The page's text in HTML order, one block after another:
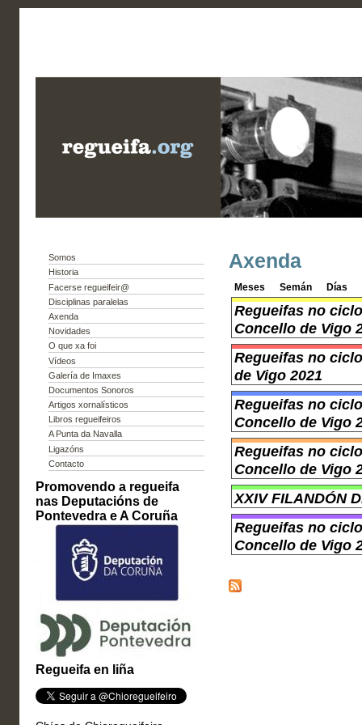
Somos
Historia
Facerse regueifeir@
Disciplinas paralelas
Axenda
Novidades
O que xa foi
Vídeos
Galería de Imaxes
Documentos Sonoros
Artigos xornalísticos
Libros regueifeiros
A Punta da Navalla
Ligazóns
Contacto
Promovendo a regueifa
nas Deputacións de
Pontevedra e A Coruña
Regueifa en liña
Axenda
Meses Semán Días
Regueifas no
Concello de Vigo
Regueifas no
de Vigo 2021
Regueifas no
Concello de Vigo
Regueifas no
Concello de Vigo
XXIV FILANDÓN
Regueifas no
Concello de Vigo